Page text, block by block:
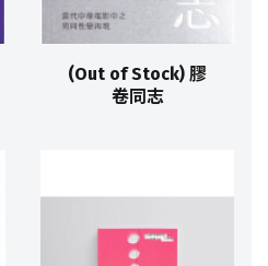
(Out of Stock) 膠
卷同志